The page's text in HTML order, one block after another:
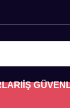
İŞ